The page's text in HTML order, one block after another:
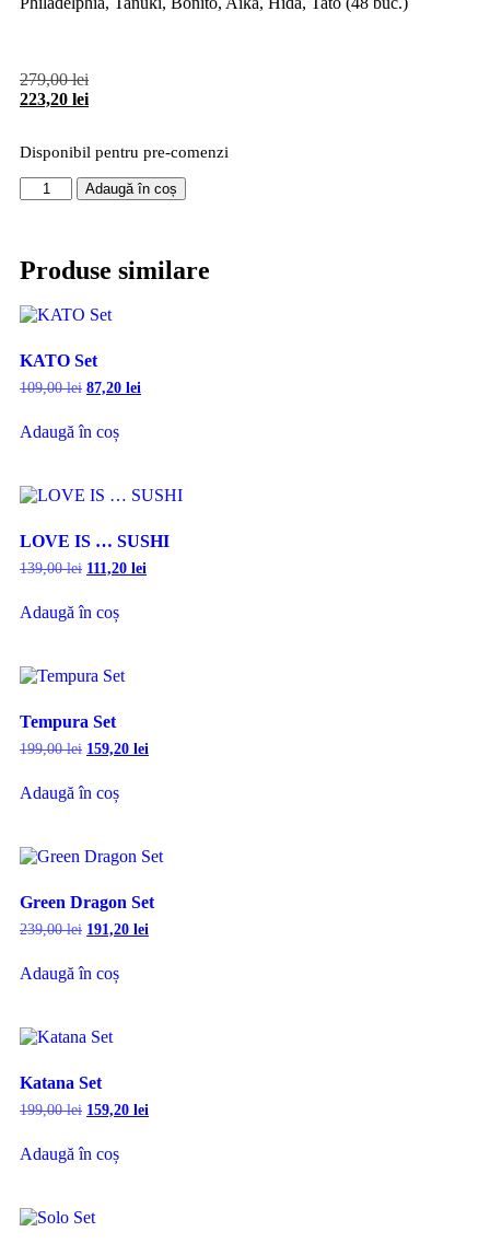
279,00lei
223,20 lei
Disponibil pentru pre-comenzi
Adaugă în coș
Produse similare
KATO Set
109,00lei 87,20 lei
Adaugă în coș
LOVE IS … SUSHI
139,00lei 111,20 lei
Adaugă în coș
Tempura Set
199,00lei 159,20 lei
Adaugă în coș
Green Dragon Set
239,00lei 191,20 lei
Adaugă în coș
Katana Set
199,00lei 159,20 lei
Adaugă în coș